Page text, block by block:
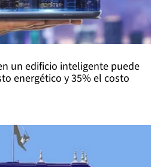
un edificio inteligente puede
energético y 35% el costo